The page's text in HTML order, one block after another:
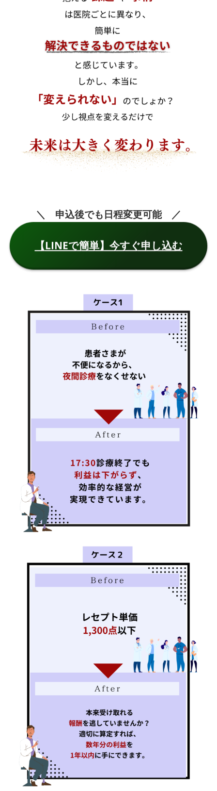
＼ 申込後でも日程変更可能 ／
【LINEで簡単】今すぐ申し込む